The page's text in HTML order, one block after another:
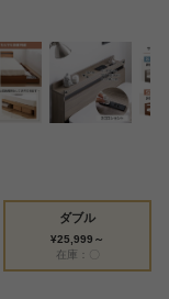
ダブル
¥25,999～
在庫：〇